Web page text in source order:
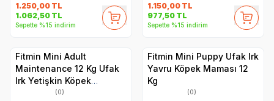
1.250,00 TL
1.062,50 TL
Sepette %15 indirim
1.150,00 TL
977,50 TL
Sepette %15 indirim
Fitmin Mini Adult
Maintenance 12 Kg Ufak
Irk Yetişkin Köpek
(0)
Fitmin Mini Puppy Ufak Irk
Yavru Köpek Maması 12
Kg
(0)